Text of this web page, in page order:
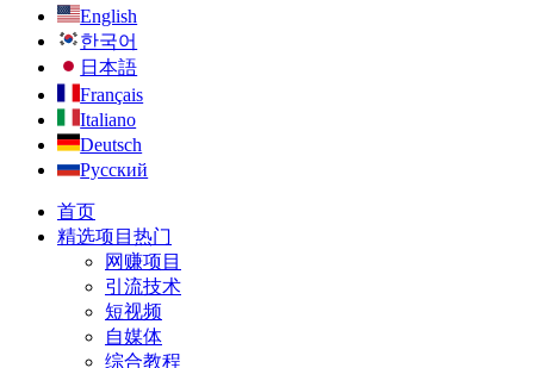
English
한국어
日本語
Français
Italiano
Deutsch
Русский
首页
精选项目 热门
网赚项目
引流技术
短视频
自媒体
综合教程